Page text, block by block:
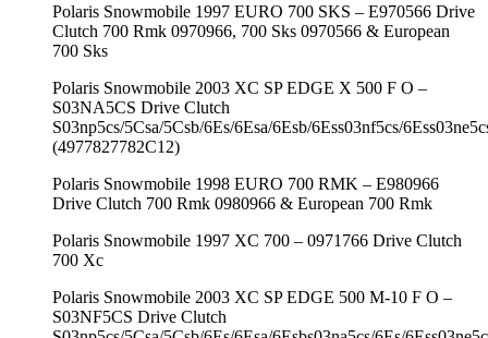
Polaris Snowmobile 1997 EURO 700 SKS – E970566 Drive
Clutch 700 Rmk 0970966, 700 Sks 0970566 & European
700 Sks
Polaris Snowmobile 2003 XC SP EDGE X 500 F O –
S03NA5CS Drive Clutch
S03np5cs/5Csa/5Csb/6Es/6Esa/6Esb/6Ess03nf5cs/
(4977827782C12)
Polaris Snowmobile 1998 EURO 700 RMK – E980966
Drive Clutch 700 Rmk 0980966 & European 700 Rmk
Polaris Snowmobile 1997 XC 700 – 0971766 Drive Clutch
700 Xc
Polaris Snowmobile 2003 XC SP EDGE 500 M-10 F O –
S03NF5CS Drive Clutch